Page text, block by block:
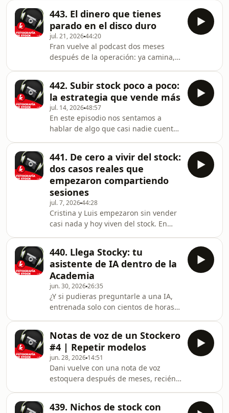
deslizadores y plato giratorio. Una
misma sesión que ahora vende cuatro
veces: foto, vídeo, PNG con fondo
recortado y patrón. ➖ Hablamos de
cuándo toca renovar una temática
estacional (ella llevaba tres años sin
tocar Halloween y Acción de Gracias),
de cuánta ante
443. El dinero que tienes
parado en el disco duro
jul. 21, 202644:20
Fran vuelve al podcast dos meses
después de la operación: ya camina,
que llevaban años olvidados en sus
discos duros. Sesiones de 2024 y 2025
que nunca llegó a subir y que ahora
están facturando. _ _ Hablamos
también de cómo usar la inteligencia
artificial para agilizar las subidas a las
agencias más tediosas, del robo
masivo
442. Subir stock poco a poco:
la estrategia que vende más
jul. 14, 202648:57
En este episodio nos sentamos a
hablar de algo que casi nadie cuenta:
subidas para que tus propias fotos no
compitan entre sí, y por qué
guardarte parte del material para
dentro de un año puede darte más
ventas. Hablamos también de calidad
vs. cantidad al disparar, de invertir en
producciones, de contenido real e
inclusivo… y
441. De cero a vivir del stock:
dos casos reales que
empezaron compartiendo
sesiones
jul. 7, 202644:28
Cristina y Luis empezaron sin vender
casi nada y hoy viven del stock. En
misiones de Adobe para construir su
portfolio a coste cero, compartir
sesiones para no rendirse nunca y
apostar por contenido comercial de
verdad. Números reales, errores,
vídeo vertical, conceptos que se
venden y el poder de tener un
compañero de sesiones
440. Llega Stocky: tu
asistente de IA dentro de la
Academia
jun. 30, 202626:35
¿Y si pudieras preguntarle a una IA,
entrenada solo con cientos de horas
Esta semana presentamos Stocky: el
asistente que ya vive dentro de la
Academia de Stock. No inventa, no
busca en internet: responde solo con
nuestro contenido. Además, Dani
adelanta su Desnudo Stockero del
jueves (con una agencia de vídeo
Notas de voz de un Stockero
#4 | Repetir modelos
jun. 28, 2026 14:51
Dani vuelve con una nota de voz
estoquera después de meses, recién
clínicas estéticas, peluquerías y
439. Nichos de stock con